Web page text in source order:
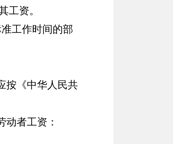
工资。
工作时间的部
按《中华人民共
者工资：